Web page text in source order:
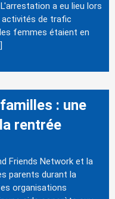
a eu lieu lors
activités de trafic
femmes étaient en
: une
rentrée
Friends Network et la
parents durant la
organisations